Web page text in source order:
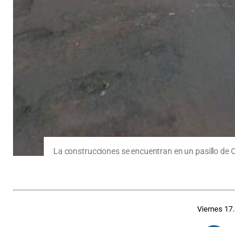
La construcciones se encuentran en un pasillo
Viernes